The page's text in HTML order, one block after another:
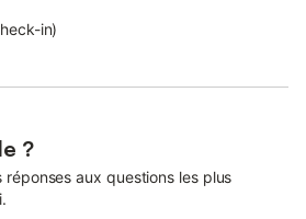
in)
?
aux questions les plus